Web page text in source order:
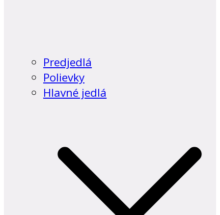
Predjedlá
Polievky
Hlavné jedlá